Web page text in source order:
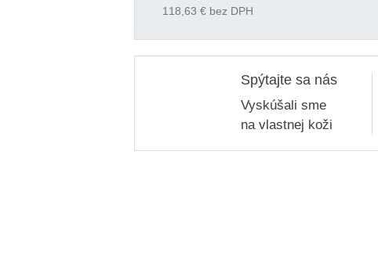
118,63 € bez DPH
Spýtajte sa nás
Vyskúšali sme
na vlastnej koži